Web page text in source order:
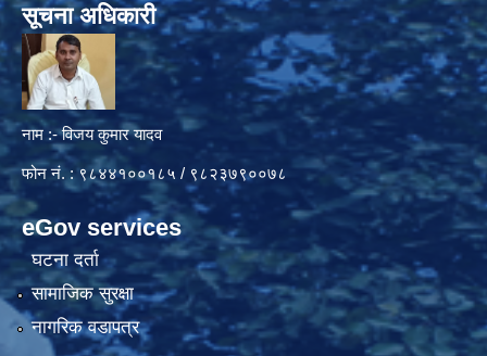
सूचना अधिकारी
नाम :- विजय कुमार यादव
फोन नं. : ९८४४१००१८५ / ९८२३७९००७८
eGov services
घटना दर्ता
सामाजिक सुरक्षा
नागरिक वडापत्र